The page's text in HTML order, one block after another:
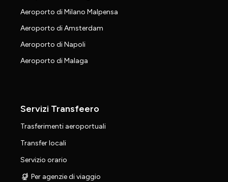
Aeroporto di Milano Malpensa
Aeroporto di Amsterdam
Aeroporto di Napoli
Aeroporto di Malaga
Servizi Transfeero
Trasferimenti aeroportuali
Transfer locali
Servizio orario
Per agenzie di viaggio